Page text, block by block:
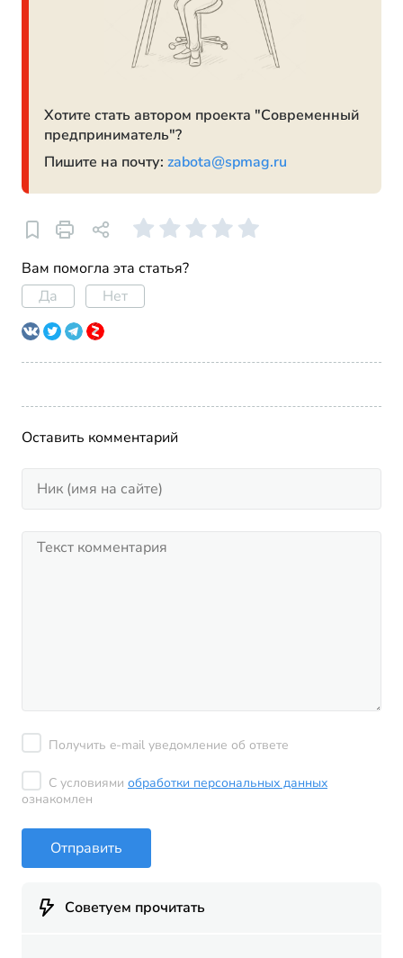
Хотите стать автором проекта "Современный
предприниматель"?
Пишите на почту: zabota@spmag.ru
Вам помогла эта статья?
Да
Нет
Оставить комментарий
Получить e-mail уведомление об ответе
С условиями обработки персональных данных
ознакомлен
Отправить
Советуем прочитать